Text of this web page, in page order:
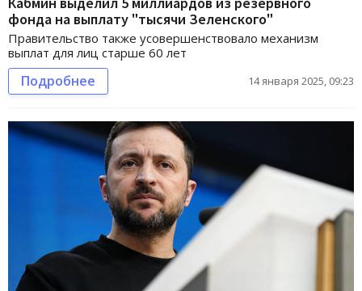
фонда на выплату "тысячи Зеленского"
Правительство также усовершенствовало механизм
выплат для лиц старше 60 лет
Подробнее 14 января 2025, 09:23